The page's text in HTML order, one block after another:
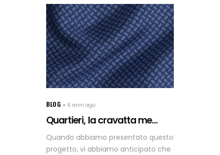
BLOG 6 anni ago
Quartieri, la cravatta me...
Quando abbiamo presentato questo
progetto, vi abbiamo anticipato che